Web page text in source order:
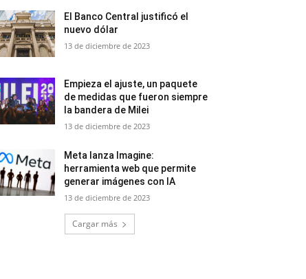
El Banco Central justificó el
nuevo dólar
13 de diciembre de 2023
Empieza el ajuste, un paquete
de medidas que fueron siempre
la bandera de Milei
13 de diciembre de 2023
Meta lanza Imagine:
herramienta web que permite
generar imágenes con IA
13 de diciembre de 2023
Cargar más